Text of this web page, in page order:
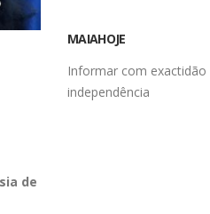
de
Informar com exactidão e